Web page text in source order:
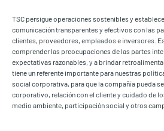
TSC persigue operaciones sostenibles y
comunicación transparentes y efectivos con las
clientes, proveedores, empleados e inversores.
comprender las preocupaciones de las partes
expectativas razonables, y a brindar
tiene un referente importante para nuestras
social corporativa, para que la compañía pueda
corporativo, relación con el cliente y cuidado de
medio ambiente, participación social y otros